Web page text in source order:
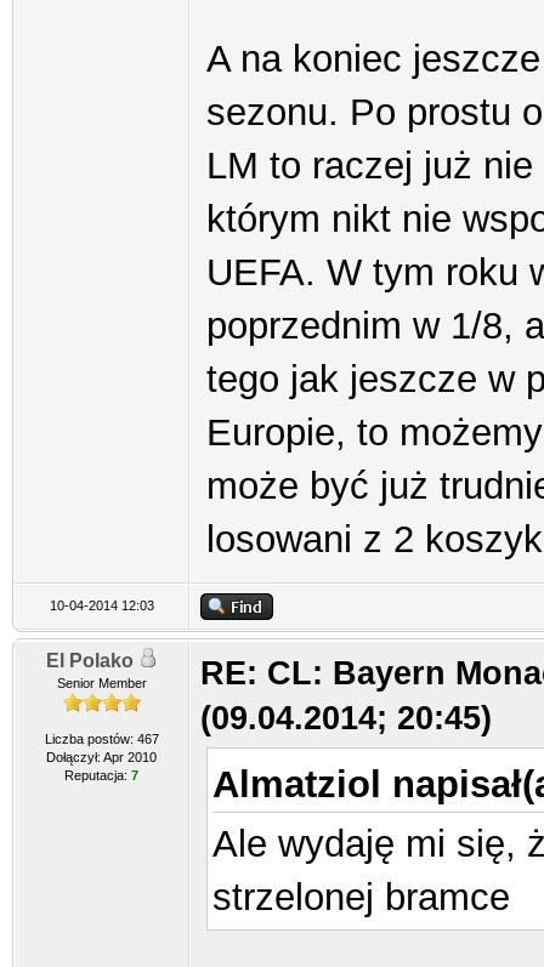
A na koniec
sezonu. Po prostu
LM to raczej już
którym nikt nie
UEFA. W tym roku
poprzednim w 1/8,
tego jak jeszcze w
Europie, to
może być już
losowani z 2
10-04-2014 12:03
El Polako
Senior Member
Liczba postów: 467
Dołączył: Apr 2010
Reputacja: 7
RE: CL: Bayern
(09.04.2014; 20:45)
Almatziol
Ale wydaję mi się,
strzelonej bramce